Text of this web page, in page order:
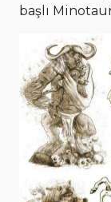
başlı